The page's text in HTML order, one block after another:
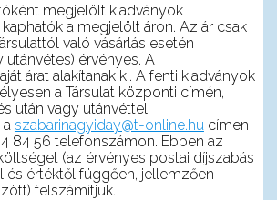
megjelölt kiadványok
a megjelölt áron. Az ár csak
való vásárlás esetén
érvényes. A
árat alakítanak ki. A fenti kiadványok
a Társulat központi címén,
után vagy utánvéttel
szabarinagyiday@t-online.hu címen
84 56 telefonszámon. Ebben az
(az érvényes postai díjszabás
és értéktől függően, jellemzően
felszámítjuk.